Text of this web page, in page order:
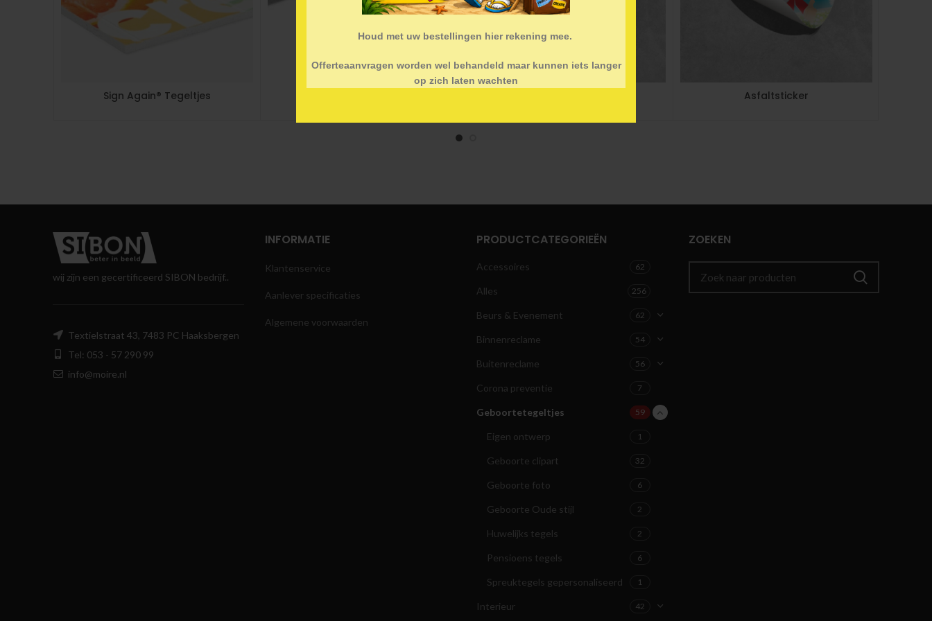
Houd met uw bestellingen hier rekening mee.
Offerteaanvragen worden wel behandeld maar kunnen iets langer
op zich laten wachten
Sign Again® Tegeltjes Asfaltsticker
wij zijn een gecertificeerd SIBON bedrijf..
Textielstraat 43, 7483 PC Haaksbergen
Tel: 053 - 57 290 99
info@moire.nl
INFORMATIE
Klantenservice
Aanlever specificaties
Algemene voorwaarden
PRODUCTCATEGORIEËN
Accessoires 62
Alles 256
Beurs & Evenement 62
Binnenreclame 54
Buitenreclame 56
Corona preventie 7
Geboortetegeltjes 59
Eigen ontwerp 1
Geboorte clipart 32
Geboorte foto 6
Geboorte Oude stijl 2
Huwelijks tegels 2
Pensioens tegels 6
Spreuktegels gepersonaliseerd 1
Interieur 42
ZOEKEN